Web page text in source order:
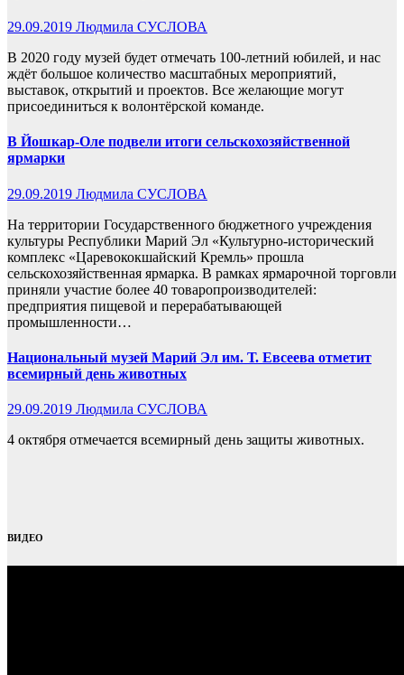
29.09.2019 Людмила СУСЛОВА
В 2020 году музей будет отмечать 100-летний юбилей, и нас
ждёт большое количество масштабных мероприятий,
выставок, открытий и проектов. Все желающие могут
присоединиться к волонтёрской команде.
В Йошкар-Оле подвели итоги сельскохозяйственной
ярмарки
29.09.2019 Людмила СУСЛОВА
На территории Государственного бюджетного учреждения
культуры Республики Марий Эл «Культурно-исторический
комплекс «Царевококшайский Кремль» прошла
сельскохозяйственная ярмарка. В рамках ярмарочной торговли
приняли участие более 40 товаропроизводителей:
предприятия пищевой и перерабатывающей
промышленности…
Национальный музей Марий Эл им. Т. Евсеева отметит
всемирный день животных
29.09.2019 Людмила СУСЛОВА
4 октября отмечается всемирный день защиты животных.
ВИДЕО